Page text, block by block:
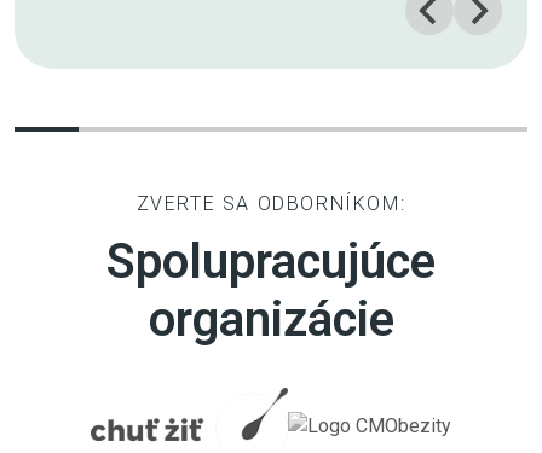
ZVERTE SA ODBORNÍKOM:
Spolupracujúce
organizácie